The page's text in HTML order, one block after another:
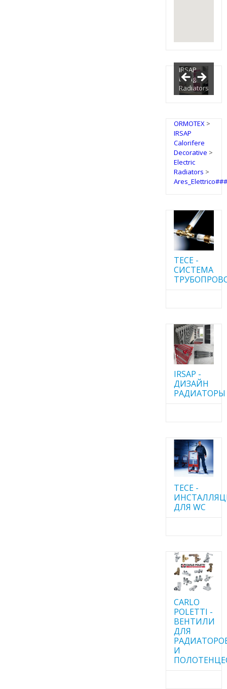
IRSAP
Design
Radiators
ORMOTEX>
IRSAP
Calorifere
Decorative >
Electric
Radiators >
TECE -
CИСТЕМА
IRSAP -
ДИЗАЙН
РАДИАТОРЫ
TECE -
ДЛЯ WC
CARLO
POLETTI -
ВЕНТИЛИ
ДЛЯ
И